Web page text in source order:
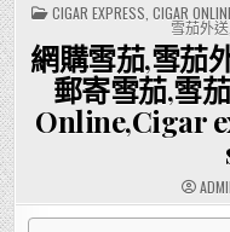
POSTED
IN
CIGAR EXPRESS CIGAR
雪茄外送
網購雪茄,雪茄
郵寄雪茄,雪
Online,Cigar